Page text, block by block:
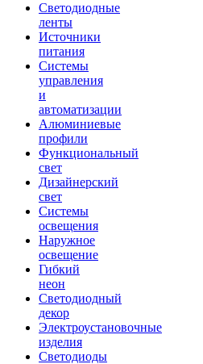
Светодиодные
ленты
Источники
питания
Системы
управления
и
автоматизации
Алюминиевые
профили
Функциональный
свет
Дизайнерский
свет
Системы
освещения
Наружное
освещение
Гибкий
неон
Светодиодный
декор
Электроустановочные
изделия
Светодиоды